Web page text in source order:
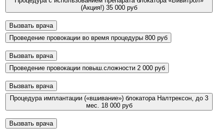
(Акция!) 35 000 руб
Вызвать врача
Проведение провокации во время процедуры 800 руб
Вызвать врача
Проведение провокации повыш.сложности 2 000 руб
Вызвать врача
Процедура имплантации («вшивание») блокатора Налтрексон, до 3
мес. 18 000 руб
Вызвать врача